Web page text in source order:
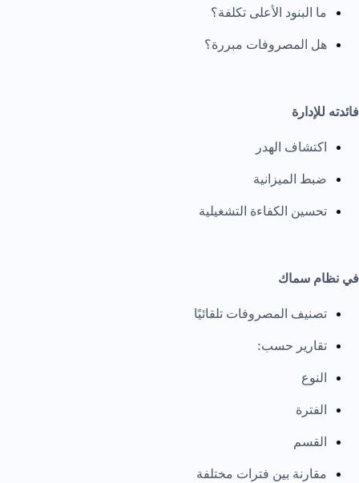
ما البنود الأعلى تكلفة؟
هل المصروفات مبررة؟
فائدته للإدارة
اكتشاف الهدر
ضبط الميزانية
تحسين الكفاءة التشغيلية
في نظام سماك
تصنيف المصروفات تلقائيًا
تقارير حسب:
النوع
الفترة
القسم
مقارنة بين فترات مختلفة